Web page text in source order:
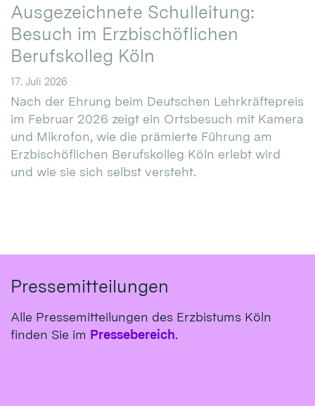
Ausgezeichnete Schulleitung:
Besuch im Erzbischöflichen
Berufskolleg Köln
17. Juli 2026
Nach der Ehrung beim Deutschen Lehrkräftepreis
im Februar 2026 zeigt ein Ortsbesuch mit Kamera
und Mikrofon, wie die prämierte Führung am
Erzbischöflichen Berufskolleg Köln erlebt wird
und wie sie sich selbst versteht.
Pressemitteilungen
Alle Pressemitteilungen des Erzbistums Köln
finden Sie im Pressebereich.